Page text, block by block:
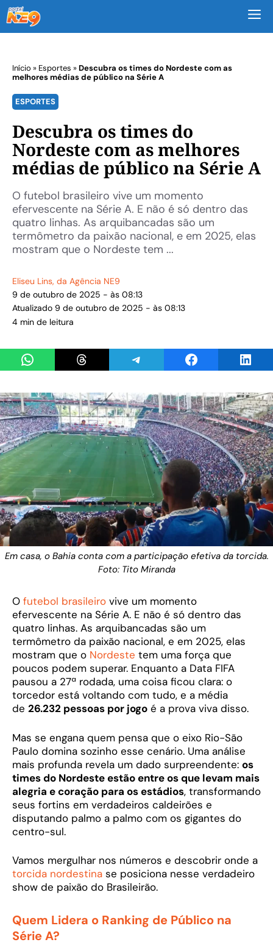
Início » Esportes »Descubra os times do Nordeste com as
melhores médias de público na Série A
ESPORTES
Descubra os times do
Nordeste com as melhores
médias de público na Série A
O futebol brasileiro vive um momento
efervescente na Série A. E não é só dentro das
quatro linhas. As arquibancadas são um
termômetro da paixão nacional, e em 2025, elas
mostram que o Nordeste tem ...
Eliseu Lins, da Agência NE9
9 de outubro de 2025 - às 08:13
Atualizado 9 de outubro de 2025 - às 08:13
4 min de leitura
Share on WhatsAppShare on ThreadsShare on TelegramShare on Facebook
Em casa, o Bahia conta com a participação efetiva da torcida.
Foto: Tito Miranda
O futebol brasileiro vive um momento
efervescente na Série A. E não é só dentro das
quatro linhas. As arquibancadas são um
termômetro da paixão nacional, e em 2025, elas
mostram que o Nordeste tem uma força que
poucos podem superar. Enquanto a Data FIFA
pausou a 27ª rodada, uma coisa ficou clara: o
torcedor está voltando com tudo, e a média
de 26.232 pessoas por jogo é a prova viva disso.
Mas se engana quem pensa que o eixo Rio-São
Paulo domina sozinho esse cenário. Uma análise
mais profunda revela um dado surpreendente: os
times do Nordeste estão entre os que levam mais
alegria e coração para os estádios, transformando
seus fortins em verdadeiros caldeirões e
disputando palmo a palmo com os gigantes do
centro-sul.
Vamos mergulhar nos números e descobrir onde a
torcida nordestina se posiciona nesse verdadeiro
show de paixão do Brasileirão.
Quem Lidera o Ranking de Público na
Série A?